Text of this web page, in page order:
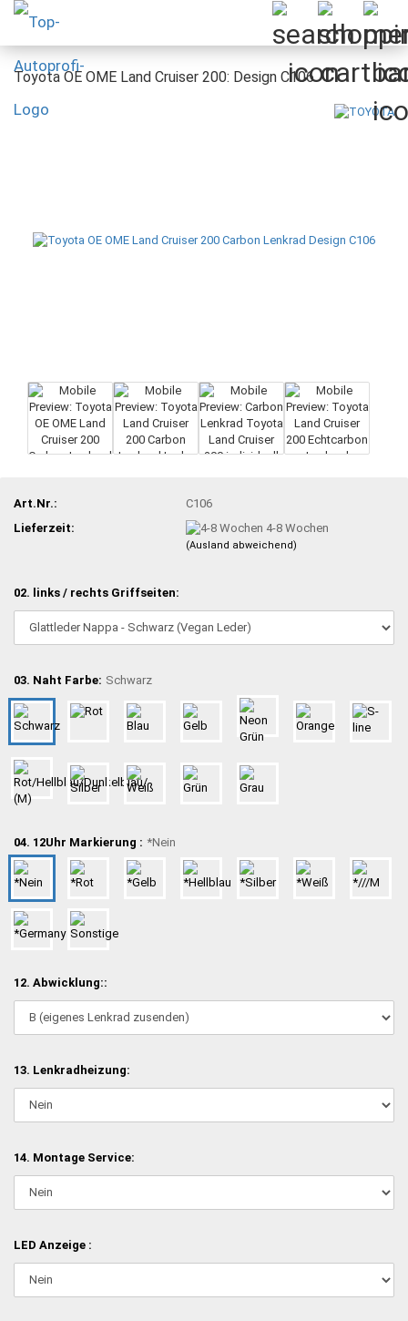
Toyota OE OME Land Cruiser 200: Design C106
Art.Nr.:
C106
Lieferzeit:
4-8 Wochen
(Ausland abweichend)
02. links / rechts Griffseiten:
03. Naht Farbe: Schwarz
04. 12Uhr Markierung : *Nein
12. Abwicklung::
13. Lenkradheizung:
14. Montage Service:
LED Anzeige :